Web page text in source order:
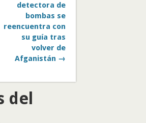
detectora de
bombas se
reencuentra con
su guía tras
volver de
Afganistán →
del